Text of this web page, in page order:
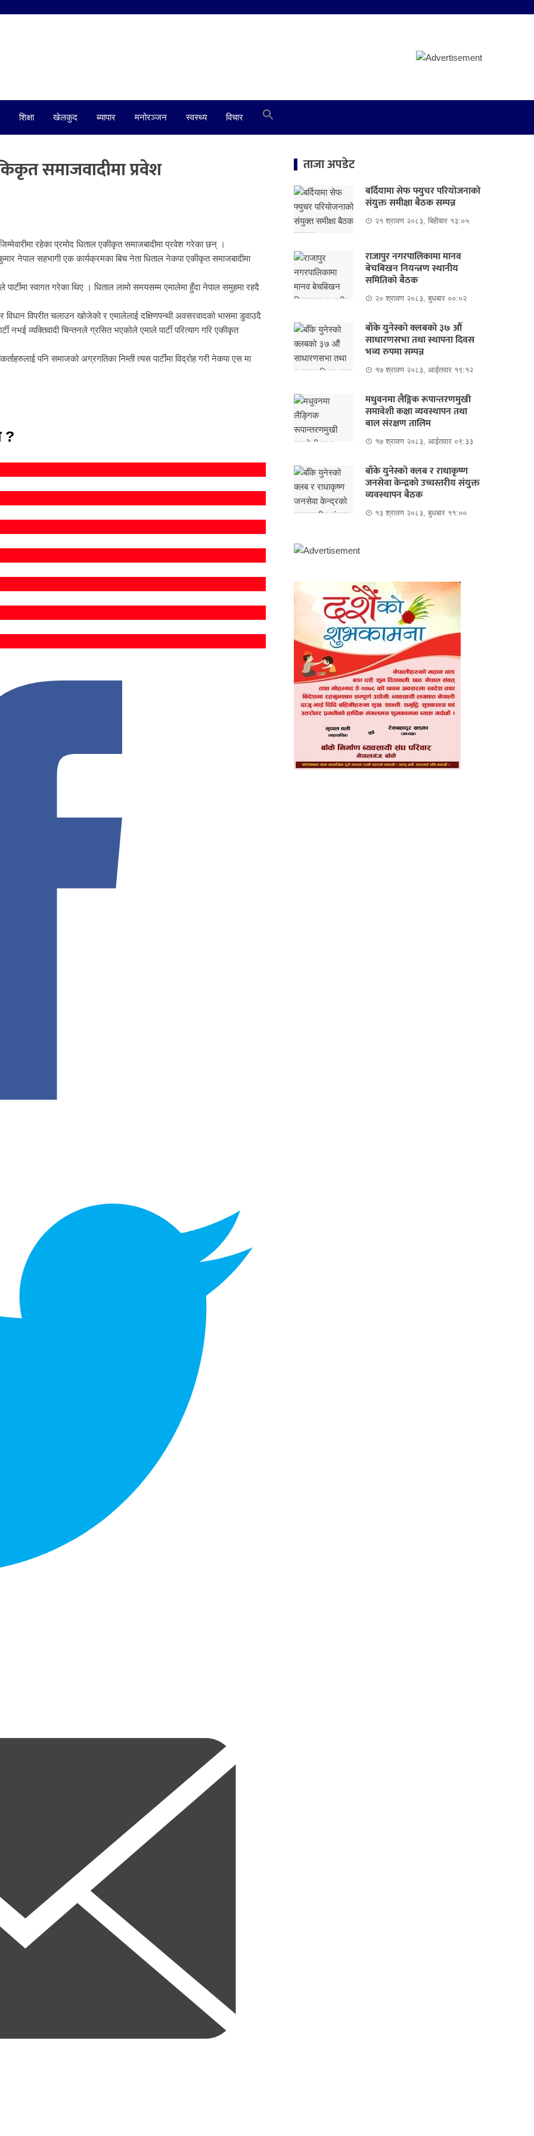
शिक्षा खेलकुद ब्यापार मनोरञ्जन स्वस्थ्य विचार
समाजवादीमा प्रवेश
रहेका प्रमोद धिताल एकीकृत समाजबादीमा प्रवेश गरेका छन् ।
नेपाल सहभागी एक कार्यक्रमका बिच नेता धिताल नेकपा एकीकृत समाजबादीमा
स्वागत गरेका थिए । धिताल लामो समयसम्म एमालेमा हुँदा नेपाल समुहमा रहदै
विधान विपरीत चलाउन खोजेको र एमालेलाई दक्षिणपन्थी अवसरवादको भासमा डुवाउदै
नभई व्यक्तिवादी चिन्तनले ग्रसित भएकोले एमाले पार्टी परित्याग गरि एकीकृत
पनि समाजको अग्रगतिका निम्ती त्यस पार्टीमा विद्रोह गरी नेकपा एस मा
?
ताजा अपडेट
बर्दियामा सेफ फ्युचर परियोजनाको
संयुक्त समीक्षा बैठक सम्पन्न
२१ श्रावण २०८३, बिहीबार १३:०५
राजापुर नगरपालिकामा मानव
बेचबिखन नियन्त्रण स्थानीय
समितिको बैठक
२० श्रावण २०८३, बुधबार ००:०२
बाँके युनेस्को क्लबको ३७ औं
साधारणसभा तथा स्थापना दिवस
भव्य रुपमा सम्पन्न
१७ श्रावण २०८३, आईतवार १९:१२
मधुवनमा लैङ्गिक रूपान्तरणमुखी
समावेशी कक्षा व्यवस्थापन तथा
बाल संरक्षण तालिम
१७ श्रावण २०८३, आईतवार ०९:३३
बाँके युनेस्को क्लब र राधाकृष्ण
जनसेवा केन्द्रको उच्चस्तरीय संयुक्त
व्यवस्थापन बैठक
१३ श्रावण २०८३, बुधबार ११:००